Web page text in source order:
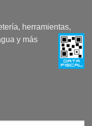
herramientas,
y más